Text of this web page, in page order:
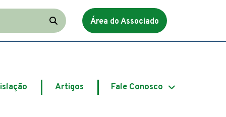
Ir para o resultado
Área do Associado
Artigos Fale Conosco